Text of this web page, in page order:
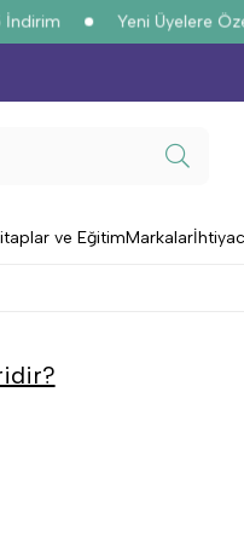
Yeni Üyelere Özel
ve EğitimMarkalar